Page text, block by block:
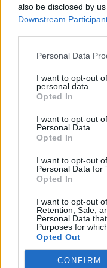
also be disclosed by
Downstream
Personal Data
I want to opt-out
personal data.
Opted In
I want to opt-out
Personal Data.
Opted In
I want to opt-out
Personal Data for
Opted In
I want to opt-out
Retention, Sale,
Personal Data
Purposes for
Opted Out
CONFIRM
Lietuvos diena
Vaizdai iš tragiškos
Žinios | Lietuvos diena
Nufilmavo, kaip
vaizdas pribloškia
Žinios | Lietuvos diena
„Pagarba pirmajai
prisiminimais apie
Žinios | Lietuvos diena